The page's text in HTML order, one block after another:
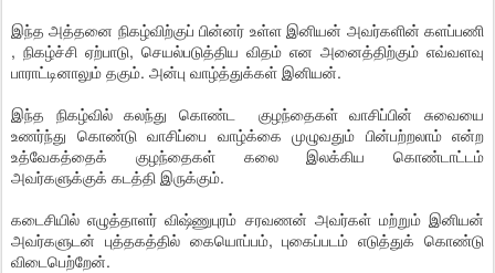
இந்த அத்தனை நிகழ்விற்குப் பின்னர் உள்ள இனியன் அவர்களின் களப்பணி
, நிகழ்ச்சி ஏற்பாடு, செயல்படுத்திய விதம் என அனைத்திற்கும் எவ்வளவு
பாராட்டினாலும் தகும். அன்பு வாழ்த்துக்கள் இனியன்.
இந்த நிகழ்வில் கலந்து கொண்ட குழந்தைகள் வாசிப்பின் சுவையை
உணர்ந்து கொண்டு வாசிப்பை வாழ்க்கை முழுவதும் பின்பற்றலாம் என்ற
உத்வேகத்தைக் குழந்தைகள் கலை இலக்கிய கொண்டாட்டம்
அவர்களுக்குக் கடத்தி இருக்கும்.
கடைசியில் எழுத்தாளர் விஷ்ணுபுரம் சரவணன் அவர்கள் மற்றும் இனியன்
அவர்களுடன் புத்தகத்தில் கையொப்பம், புகைப்படம் எடுத்துக் கொண்டு
விடைபெற்றேன்.